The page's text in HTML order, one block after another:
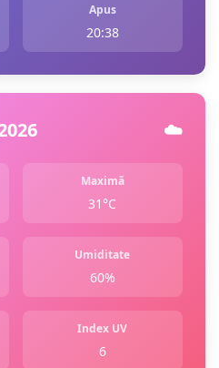
Apus
20:38
☁️
Maximă
31°C
Umiditate
60%
Index UV
6